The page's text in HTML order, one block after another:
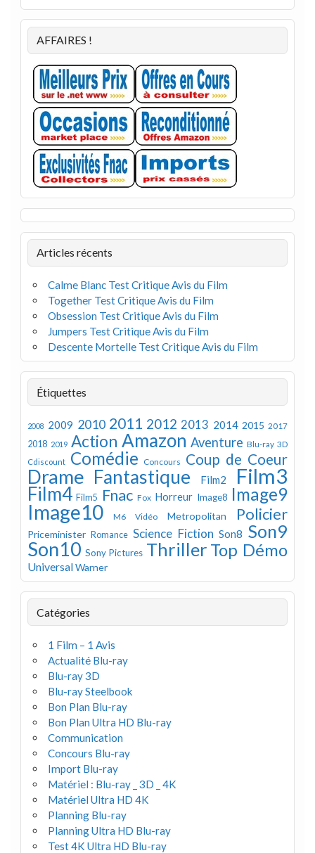
AFFAIRES !
Articles récents
Calme Blanc Test Critique Avis du Film
Together Test Critique Avis du Film
Obsession Test Critique Avis du Film
Jumpers Test Critique Avis du Film
Descente Mortelle Test Critique Avis du Film
Étiquettes
2008 2009 2010 2011 2012 2013 2014 2015 2017
2018 2019 Action Amazon Aventure Blu-ray 3D
Cdiscount Comédie Concours Coup de Coeur
Drame Fantastique Film2 Film3
Film4 Film5 Fnac Fox Horreur Image8 Image9
Image10 M6 Vidéo Metropolitan Policier
Priceminister Romance Science Fiction Son8 Son9
Son10 Sony Pictures Thriller Top Démo
UniversalWarner
Catégories
1 Film – 1 Avis
Actualité Blu-ray
Blu-ray 3D
Blu-ray Steelbook
Bon Plan Blu-ray
Bon Plan Ultra HD Blu-ray
Communication
Concours Blu-ray
Import Blu-ray
Matériel : Blu-ray _ 3D _ 4K
Matériel Ultra HD 4K
Planning Blu-ray
Planning Ultra HD Blu-ray
Test 4K Ultra HD Blu-ray